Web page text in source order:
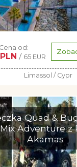
Cena od:
/ 65 EUR
Limassol / Cypr
Quad &
Adventure z
Akamas